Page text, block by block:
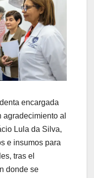
encargada
al
Lula da Silva,
e insumos para
tras el
donde se